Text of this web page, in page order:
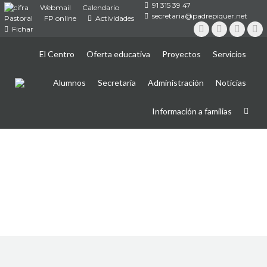
Webmail
Calendario
Pastoral
FP online
Actividades
Fichar
91 315 39 47
secretaria@padrepiquer.net
Instagram
Twitter
El Centro Oferta educativa Proyectos Servicios
Alumnos Secretaría Administración Noticias
Información a familias